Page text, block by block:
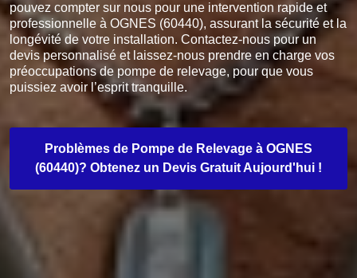
pouvez compter sur nous pour une intervention rapide et
professionnelle à OGNES (60440), assurant la sécurité et la
longévité de votre installation. Contactez-nous pour un
devis personnalisé et laissez-nous prendre en charge vos
préoccupations de pompe de relevage, pour que vous
puissiez avoir l’esprit tranquille.
Problèmes de Pompe de Relevage à OGNES
(60440)? Obtenez un Devis Gratuit Aujourd'hui !